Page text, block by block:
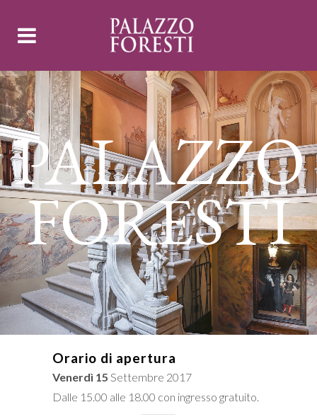
PALAZZO
FORESTI
Orario di apertura
Venerdì 15 Settembre 2017
Dalle 15.00 alle 18.00 con ingresso gratuito.